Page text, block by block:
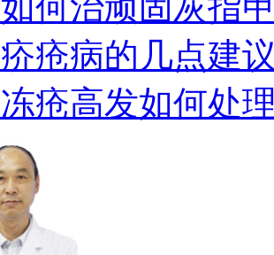
疮病的几点建
疮高发如何处